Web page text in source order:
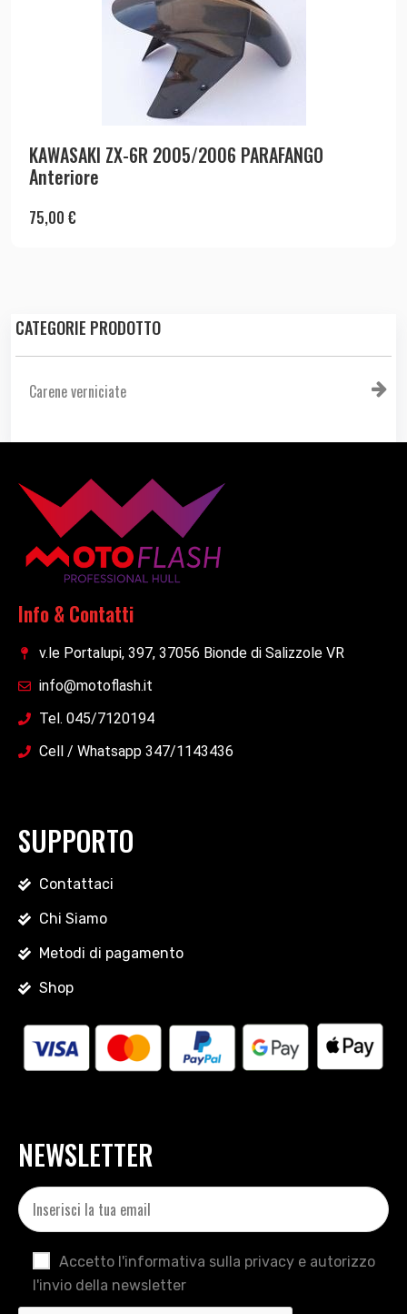
CATEGORIE PRODOTTO
Carene verniciate
KAWASAKI ZX-6R 2005/2006 PARAFANGO
Anteriore
75,00 €
Info & Contatti
v.le Portalupi, 397, 37056 Bionde di Salizzole VR
info@motoflash.it
Tel. 045/7120194
Cell / Whatsapp 347/1143436
SUPPORTO
Contattaci
Chi Siamo
Metodi di pagamento
Shop
NEWSLETTER
Accetto l'informativa sulla privacy e autorizzo
l'invio della newsletter